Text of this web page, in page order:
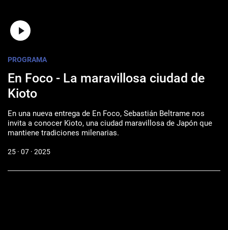
PROGRAMA
En Foco - La maravillosa ciudad de
Kioto
En una nueva entrega de En Foco, Sebastián Beltrame nos
invita a conocer Kioto, una ciudad maravillosa de Japón que
mantiene tradiciones milenarias.
25 · 07 · 2025